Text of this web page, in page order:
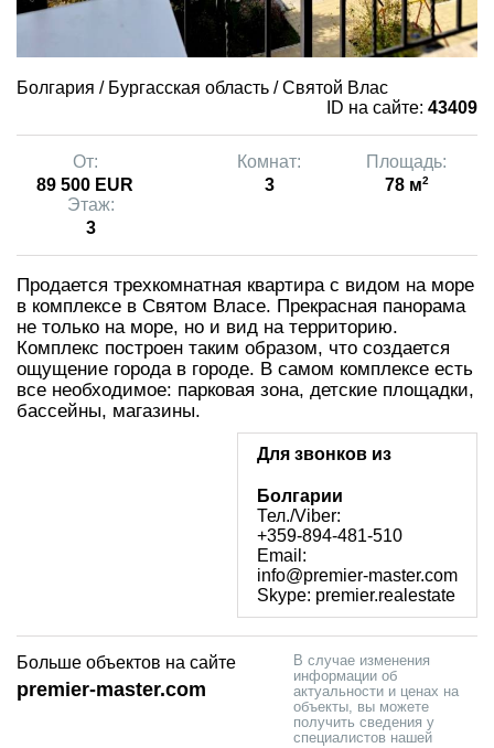
Болгария / Бургасская область / Святой Влас
ID на сайте: 43409
От:
89 500 EUR
Комнат:
3
Площадь:
78 м2
Этаж:
3
Продается трехкомнатная квартира с видом на море
в комплексе в Святом Власе. Прекрасная панорама
не только на море, но и вид на территорию.
Комплекс построен таким образом, что создается
ощущение города в городе. В самом комплексе есть
все необходимое: парковая зона, детские площадки,
бассейны, магазины.
Для звонков из
Болгарии
Тел./Viber:
+359-894-481-510
Email:
info@premier-master.com
Skype: premier.realestate
Больше объектов на сайте
premier-master.com
В случае изменения
информации об
актуальности и ценах на
объекты, вы можете
получить сведения у
специалистов нашей